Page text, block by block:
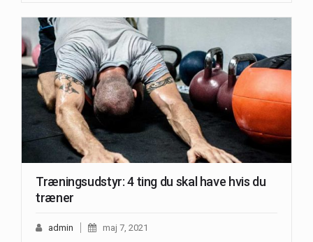
Træningsudstyr: 4 ting du skal have hvis du
træner
admin maj 7, 2021